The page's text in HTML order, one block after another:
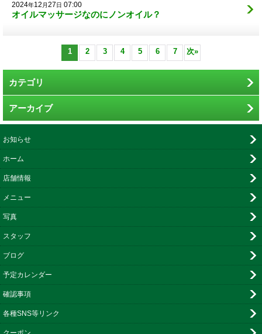
2024年12月27日 07:00
オイルマッサージなのにノンオイル？
1 2 3 4 5 6 7 次»
カテゴリ
アーカイブ
お知らせ
ホーム
店舗情報
メニュー
写真
スタッフ
ブログ
予定カレンダー
確認事項
各種SNS等リンク